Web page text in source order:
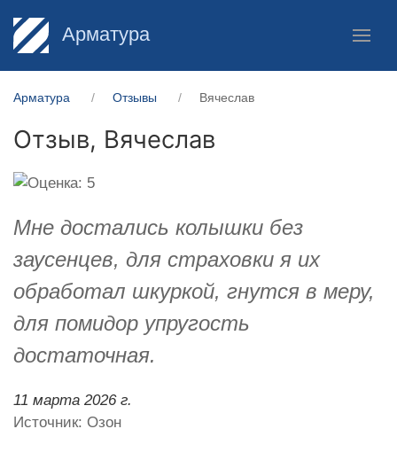
Арматура
Арматура Отзывы Вячеслав
Отзыв, Вячеслав
Мне достались колышки без
заусенцев, для страховки я их
обработал шкуркой, гнутся в меру,
для помидор упругость
достаточная.
11 марта 2026 г.
Источник: Озон